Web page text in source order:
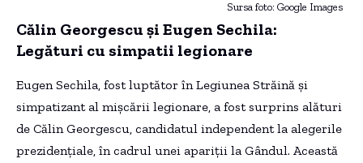
Sursa foto: Google Images
Călin Georgescu și Eugen Sechila:
Legături cu simpatii legionare
Eugen Sechila, fost luptător în Legiunea Străină și
simpatizant al mișcării legionare, a fost surprins alături
de Călin Georgescu, candidatul independent la alegerile
prezidențiale, în cadrul unei apariții la Gândul. Această